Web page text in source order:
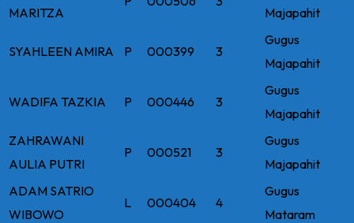
MARITZA
Majapahit
SYAHLEEN AMIRA P 000399 3
Gugus
Majapahit
WADIFA TAZKIA P 000446 3
Gugus
Majapahit
ZAHRAWANI
AULIA PUTRI
P 000521 3
Gugus
Majapahit
ADAM SATRIO
WIBOWO
L 000404 4
Gugus
Mataram